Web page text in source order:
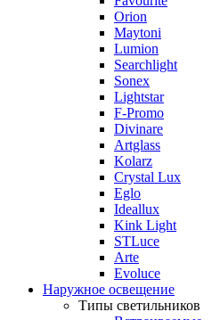
Orion
Maytoni
Lumion
Searchlight
Sonex
Lightstar
F-Promo
Divinare
Artglass
Kolarz
Crystal Lux
Eglo
Ideallux
Kink Light
STLuce
Arte
Evoluce
Наружное освещение
Типы светильников